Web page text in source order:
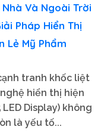
Nhà Và Ngoài Trời
Pháp Hiển Thị
Lẻ Mỹ Phẩm
tranh khốc liệt
hiển thị hiện
LED Display) không
là yếu tố...